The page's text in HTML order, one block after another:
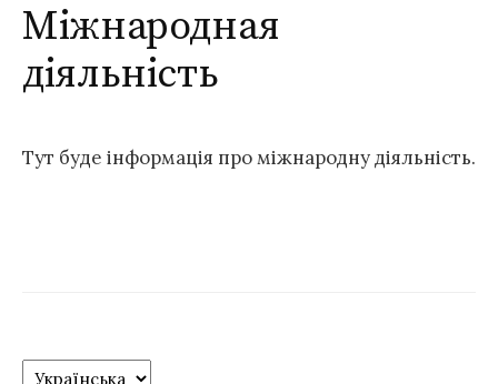
Міжнародная
діяльність
Тут буде інформація про міжнародну діяльність.